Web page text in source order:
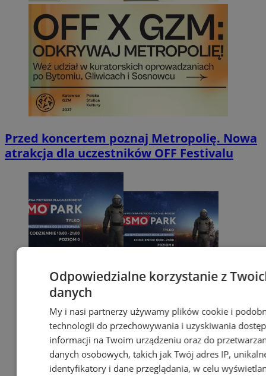
Przed koncertem poznaj Metropolię. Nowa
atrakcja dla uczestników OFF Festivalu
Odpowiedzialne korzystanie z
danych
My i nasi partnerzy używamy plików cookie i
technologii do przechowywania i uzyskiwania
informacji na Twoim urządzeniu oraz do
danych osobowych, takich jak Twój adres IP,
identyfikatory i dane przeglądania, w celu